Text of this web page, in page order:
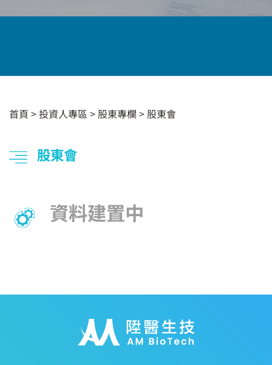
首頁 >投資人專區 > 股東專欄 > 股東會
股東會
資料建置中